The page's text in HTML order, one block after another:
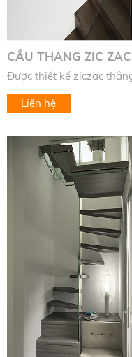
CẦU THANG ZIC
Được thiết kế ziczac thẳng
Liên hệ